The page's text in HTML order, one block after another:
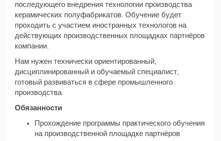
последующего внедрения технологии производства
керамических полуфабрикатов. Обучение будет
проходить с участием иностранных технологов на
действующих производственных площадках партнёров
компании.
Нам нужен технически ориентированный,
дисциплинированный и обучаемый специалист,
готовый развиваться в сфере промышленного
производства.
Обязанности
Прохождение программы практического обучения
на производственной площадке партнёров